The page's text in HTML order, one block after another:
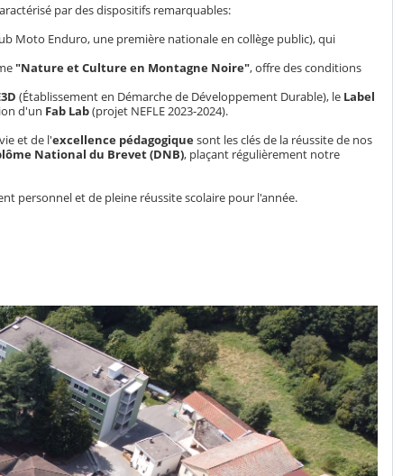
par des dispositifs remarquables:
Moto Enduro, une première nationale en collège public), qui
"Nature et Culture en Montagne Noire", offre des conditions
(Établissement en Démarche de Développement Durable), le Label
d'un Fab Lab(projet NEFLE 2023-2024).
et de l'excellence pédagogiquesont les clés de la réussite de nos
National du Brevet (DNB), plaçant régulièrement notre
personnel et de pleine réussite scolaire pour l'année.